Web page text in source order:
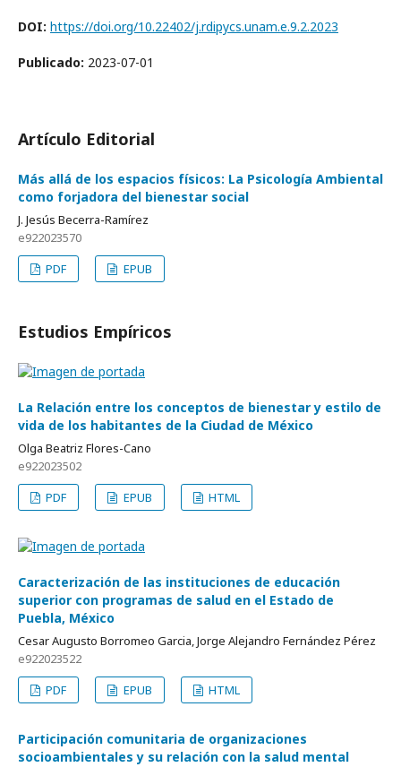
DOI: https://doi.org/10.22402/j.rdipycs.unam.e.9.2.2023
Publicado: 2023-07-01
Artículo Editorial
Más allá de los espacios físicos: La Psicología Ambiental
como forjadora del bienestar social
J. Jesús Becerra-Ramírez
e922023570
PDF
EPUB
Estudios Empíricos
La Relación entre los conceptos de bienestar y estilo de
vida de los habitantes de la Ciudad de México
Olga Beatriz Flores-Cano
e922023502
PDF
EPUB HTML
Caracterización de las instituciones de educación
superior con programas de salud en el Estado de
Puebla, México
Cesar Augusto Borromeo Garcia, Jorge Alejandro Fernández Pérez
e922023522
PDF
EPUB HTML
Participación comunitaria de organizaciones
socioambientales y su relación con la salud mental